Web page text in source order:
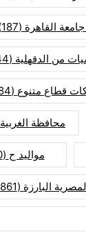
القاهرة (187)
من الدقهلية (44)
قطاع متنوع (84)
محافظة الغربية
مواليد ح (50)
البارزة (861)